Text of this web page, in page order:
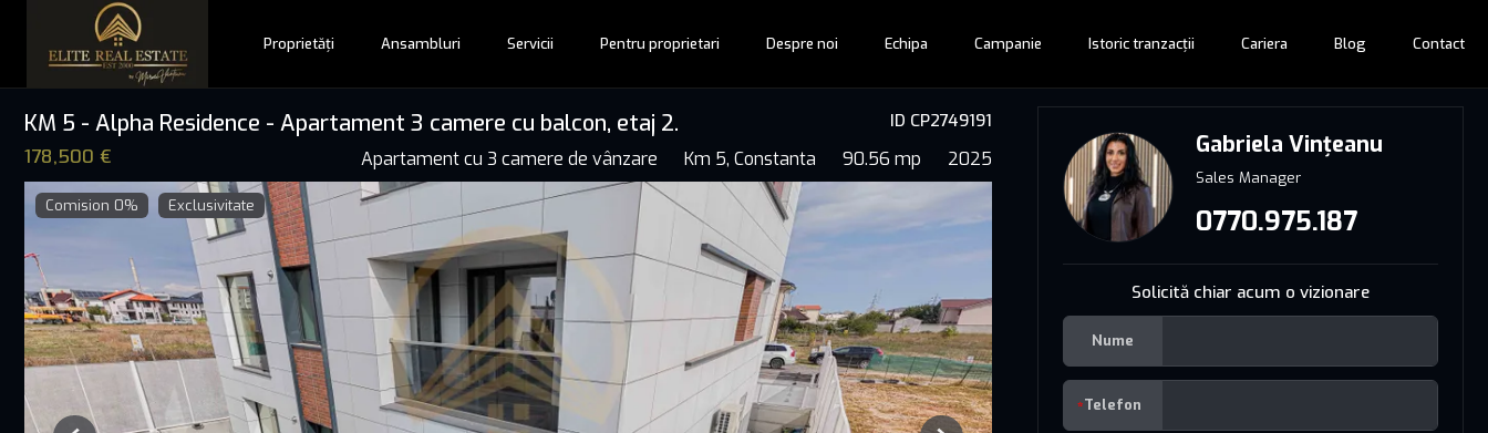
Proprietăți Ansambluri Servicii Pentru proprietari Despre noi Echipa Campanie Istoric tranzacții Cariera Blog Contact
ID CP2749191
KM 5 - Alpha Residence - Apartament 3 camere cu balcon, etaj 2.
178,500 € Apartament cu 3 camere de vânzare Km 5, Constanta 90.56 mp 2025
Comision 0% Exclusivitate
Gabriela Vințeanu
Sales Manager
0770.975.187
Solicită chiar acum o vizionare
Nume
Telefon